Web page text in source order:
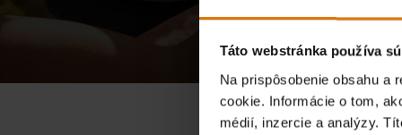
Táto webstránka používa
Na prispôsobenie obsahu a
cookie. Informácie o tom,
médií, inzercie a analýzy.